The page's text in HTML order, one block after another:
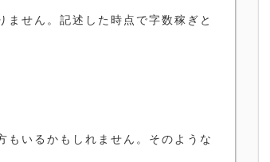
せん。記述した時点で字数稼ぎと
いるかもしれません。そのような